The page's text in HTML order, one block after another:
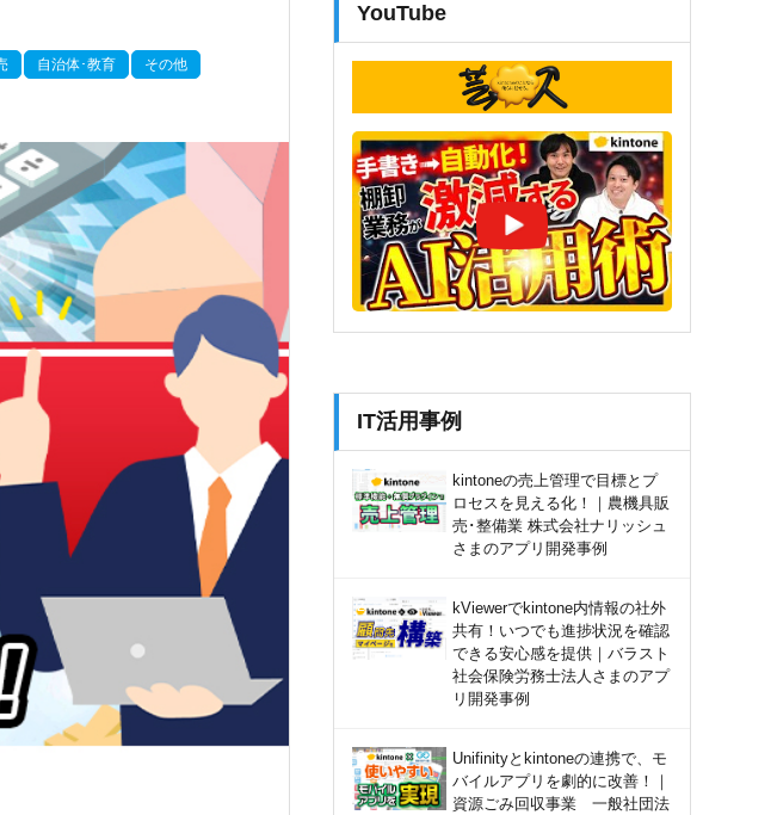
自治体･教育 その他
YouTube
IT活用事例
kintoneの売上管理で目標とプ
ロセスを見える化！｜農機具販
売･整備業 株式会社ナリッシュ
さまのアプリ開発事例
kViewerでkintone内情報の社外
共有！いつでも進捗状況を確認
できる安心感を提供｜バラスト
社会保険労務士法人さまのアプ
リ開発事例
Unifinityとkintoneの連携で、モ
バイルアプリを劇的に改善！｜
資源ごみ回収事業 一般社団法